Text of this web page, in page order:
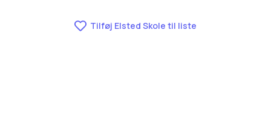
Tilføj Elsted Skole til liste